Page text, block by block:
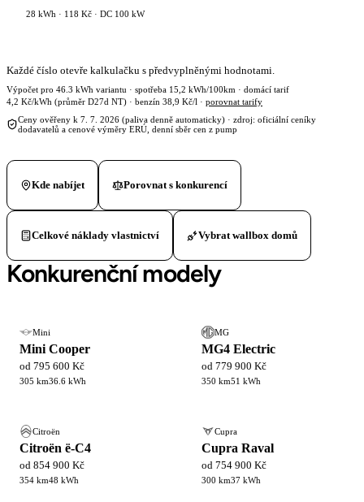
28 kWh · 118 Kč · DC 100 kW
Každé číslo otevře kalkulačku s předvyplněnými hodnotami.
Výpočet pro 46.3 kWh variantu · spotřeba 15,2 kWh/100km · domácí tarif
4,2 Kč/kWh (průměr D27d NT) · benzín 38,9 Kč/l · porovnat tarify
Ceny ověřeny k 7. 7. 2026 (paliva denně automaticky) · zdroj: oficiální ceníky
dodavatelů a cenové výměry ERÚ, denní sběr cen z pump
Kde nabíjet Porovnat s konkurencí
Celkové náklady vlastnictví Vybrat wallbox domů
Konkurenční modely
Mini
Mini Cooper
od 795 600 Kč
305 km36.6 kWh
MG
MG4 Electric
od 779 900 Kč
350 km51 kWh
Citroën
Citroën ë-C4
od 854 900 Kč
354 km48 kWh
Cupra
Cupra Raval
od 754 900 Kč
300 km37 kWh